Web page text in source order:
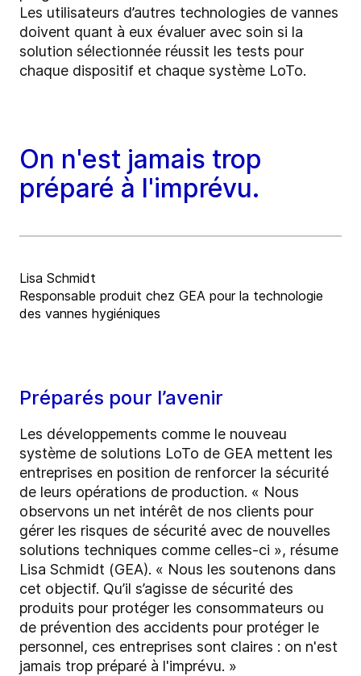
Les utilisateurs d’autres technologies de vannes
doivent quant à eux évaluer avec soin si la
solution sélectionnée réussit les tests pour
chaque dispositif et chaque système LoTo.
On n'est jamais trop
préparé à l'imprévu.
Lisa Schmidt
Responsable produit chez GEA pour la technologie
des vannes hygiéniques
Préparés pour l’avenir
Les développements comme le nouveau
système de solutions LoTo de GEA mettent les
entreprises en position de renforcer la sécurité
de leurs opérations de production. « Nous
observons un net intérêt de nos clients pour
gérer les risques de sécurité avec de nouvelles
solutions techniques comme celles-ci », résume
Lisa Schmidt (GEA). « Nous les soutenons dans
cet objectif. Qu’il s’agisse de sécurité des
produits pour protéger les consommateurs ou
de prévention des accidents pour protéger le
personnel, ces entreprises sont claires : on n'est
jamais trop préparé à l'imprévu. »